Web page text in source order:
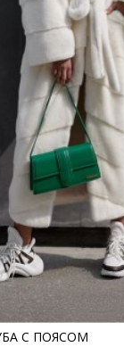
С ПОЯСОМ